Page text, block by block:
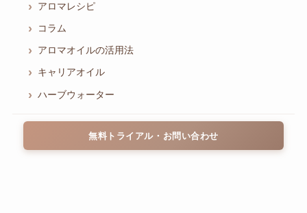
アロマレシピ
コラム
アロマオイルの活用法
キャリアオイル
ハーブウォーター
無料トライアル・お問い合わせ